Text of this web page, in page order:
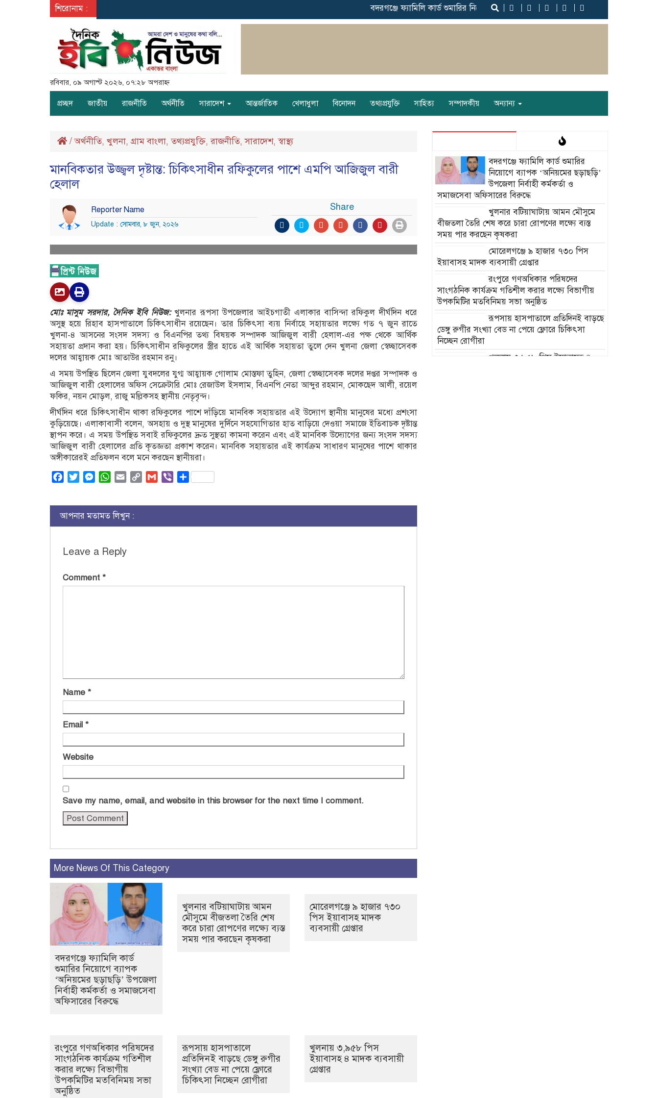
শিরোনাম : ‎বদরগঞ্জে ফ্যামিলি কার্ড শুমারির নিয়োগে ব্যাপক ‘অনিয়মের ছড়াছড়ি’ উপজেলা নির্বাহী
রবিবার, ০৯ অগাস্ট ২০২৬, ০৭:২৮ অপরাহ্ন
প্রচ্ছদ জাতীয় রাজনীতি অর্থনীতি সারাদেশ আন্তর্জাতিক খেলাধুলা বিনোদন তথ্যপ্রযুক্তি সাহিত্য সম্পাদকীয় অন্যান্য
/অর্থনীতি, খুলনা, গ্রাম বাংলা,তথ্যপ্রযুক্তি,রাজনীতি,সারাদেশ,স্বাস্থ্য
মানবিকতার উজ্জ্বল দৃষ্টান্ত: চিকিৎসাধীন রফিকুলের পাশে এমপি আজিজুল বারী
হেলাল
Reporter Name
Update : সোমবার, ৮ জুন, ২০২৬
Share
মোঃ মাসুম সরদার, দৈনিক ইবি নিউজ:খুলনার রূপসা উপজেলার আইচগাতী এলাকার বাসিন্দা রফিকুল দীর্ঘদিন ধরে
অসুস্থ হয়ে রিহাব হাসপাতালে চিকিৎসাধীন রয়েছেন। তার চিকিৎসা ব্যয় নির্বাহে সহায়তার লক্ষ্যে গত ৭ জুন রাতে
খুলনা-৪ আসনের সংসদ সদস্য ও বিএনপির তথ্য বিষয়ক সম্পাদক আজিজুল বারী হেলাল-এর পক্ষ থেকে আর্থিক
সহায়তা প্রদান করা হয়। চিকিৎসাধীন রফিকুলের স্ত্রীর হাতে এই আর্থিক সহায়তা তুলে দেন খুলনা জেলা স্বেচ্ছাসেবক
দলের আহ্বায়ক মোঃ আতাউর রহমান রনু।
এ সময় উপস্থিত ছিলেন জেলা যুবদলের যুগ্ম আহ্বায়ক গোলাম মোস্তফা তুহিন, জেলা স্বেচ্ছাসেবক দলের দপ্তর সম্পাদক ও
আজিজুল বারী হেলালের অফিস সেক্রেটারি মোঃ রেজাউল ইসলাম, বিএনপি নেতা আব্দুর রহমান, মোকছেদ আলী, রয়েল
ফকির, নয়ন মোড়ল, রাজু মল্লিকসহ স্থানীয় নেতৃবৃন্দ।
দীর্ঘদিন ধরে চিকিৎসাধীন থাকা রফিকুলের পাশে দাঁড়িয়ে মানবিক সহায়তার এই উদ্যোগ স্থানীয় মানুষের মধ্যে প্রশংসা
কুড়িয়েছে। এলাকাবাসী বলেন, অসহায় ও দুস্থ মানুষের দুর্দিনে সহযোগিতার হাত বাড়িয়ে দেওয়া সমাজে ইতিবাচক দৃষ্টান্ত
স্থাপন করে। এ সময় উপস্থিত সবাই রফিকুলের দ্রুত সুস্থতা কামনা করেন এবং এই মানবিক উদ্যোগের জন্য সংসদ সদস্য
আজিজুল বারী হেলালের প্রতি কৃতজ্ঞতা প্রকাশ করেন। মানবিক সহায়তার এই কার্যক্রম সাধারণ মানুষের পাশে থাকার
অঙ্গীকারেরই প্রতিফলন বলে মনে করছেন স্থানীয়রা।
FacebookTwitterMessenger
WhatsApp
Email
Copy
Gmail ViberShare
আপনার মতামত লিখুন :
Leave a Reply
Comment *
Name *
Email *
Website
Save my name, email, and website in this browser for the next time I comment.
More News Of This Category
‎বদরগঞ্জে ফ্যামিলি কার্ড
শুমারির নিয়োগে ব্যাপক
‘অনিয়মের ছড়াছড়ি’ উপজেলা
নির্বাহী কর্মকর্তা ও সমাজসেবা
অফিসারের বিরুদ্ধে
খুলনার বটিয়াঘাটায় আমন
মৌসুমে বীজতলা তৈরি শেষ
করে চারা রোপণের লক্ষ্যে ব্যস্ত
সময় পার করছেন কৃষকরা
মোরেলগঞ্জে ৯ হাজার ৭৩০
পিস ইয়াবাসহ মাদক
ব্যবসায়ী গ্রেপ্তার
রংপুরে গণঅধিকার পরিষদের
সাংগঠনিক কার্যক্রম গতিশীল
করার লক্ষ্যে বিভাগীয়
উপকমিটির মতবিনিময় সভা
অনুষ্ঠিত
রূপসায় হাসপাতালে
প্রতিদিনই বাড়ছে ডেঙ্গু রুগীর
সংখ্যা বেড না পেয়ে ফ্লোরে
চিকিৎসা নিচ্ছেন রোগীরা
খুলনায় ৩,৯৫৮ পিস
ইয়াবাসহ ৪ মাদক ব্যবসায়ী
গ্রেপ্তার
‎বদরগঞ্জে ফ্যামিলি কার্ড শুমারির
নিয়োগে ব্যাপক ‘অনিয়মের ছড়াছড়ি’
উপজেলা নির্বাহী কর্মকর্তা ও
সমাজসেবা অফিসারের বিরুদ্ধে
খুলনার বটিয়াঘাটায় আমন মৌসুমে
বীজতলা তৈরি শেষ করে চারা রোপণের লক্ষ্যে ব্যস্ত
সময় পার করছেন কৃষকরা
মোরেলগঞ্জে ৯ হাজার ৭৩০ পিস
ইয়াবাসহ মাদক ব্যবসায়ী গ্রেপ্তার
রংপুরে গণঅধিকার পরিষদের
সাংগঠনিক কার্যক্রম গতিশীল করার লক্ষ্যে বিভাগীয়
উপকমিটির মতবিনিময় সভা অনুষ্ঠিত
রূপসায় হাসপাতালে প্রতিদিনই বাড়ছে
ডেঙ্গু রুগীর সংখ্যা বেড না পেয়ে ফ্লোরে চিকিৎসা
নিচ্ছেন রোগীরা
খুলনায় ৩,৯৫৮ পিস ইয়াবাসহ ৪